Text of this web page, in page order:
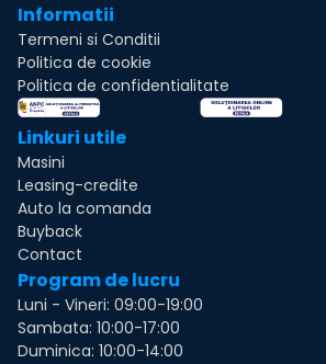
Informatii
Termeni si Conditii
Politica de cookie
Politica de confidentialitate
Linkuri utile
Masini
Leasing-credite
Auto la comanda
Buyback
Contact
Program de lucru
Luni - Vineri: 09:00-19:00
Sambata: 10:00-17:00
Duminica: 10:00-14:00